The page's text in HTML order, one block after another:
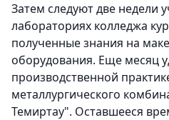
Затем следуют две недели
лабораториях колледжа
полученные знания на
оборудования. Еще месяц
производственной
металлургического
Темиртау". Оставшееся